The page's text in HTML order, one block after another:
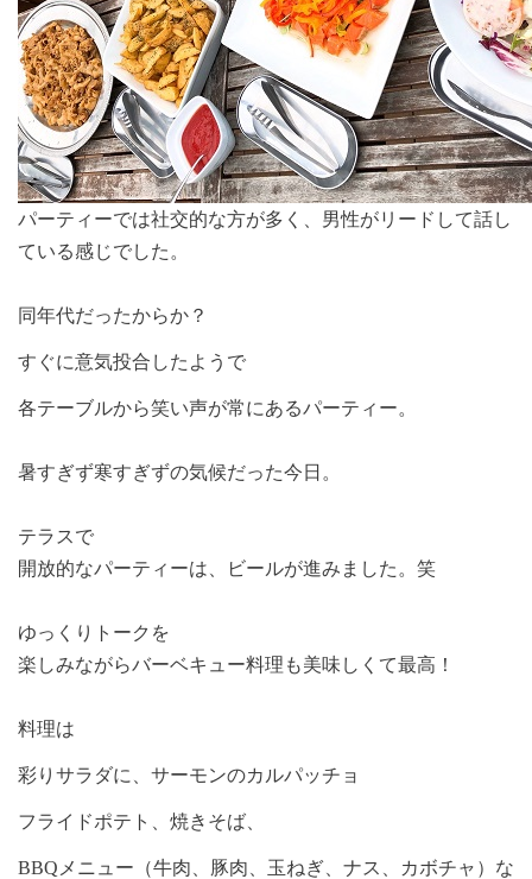
パーティーでは社交的な方が多く、男性がリードして話し
ている感じでした。
同年代だったからか？
すぐに意気投合したようで
各テーブルから笑い声が常にあるパーティー。
暑すぎず寒すぎずの気候だった今日。
テラスで
開放的なパーティーは、ビールが進みました。笑
ゆっくりトークを
楽しみながらバーベキュー料理も美味しくて最高！
料理は
彩りサラダに、サーモンのカルパッチョ
フライドポテト、焼きそば、
BBQ メニュー（牛肉、豚肉、玉ねぎ、ナス、カボチャ）な